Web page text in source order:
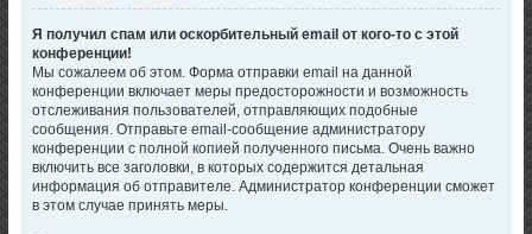
Я получил спам или оскорбительный email от кого-то с этой
конференции!
Мы сожалеем об этом. Форма отправки email на данной
конференции включает меры предосторожности и возможность
отслеживания пользователей, отправляющих подобные
сообщения. Отправьте email-сообщение администратору
конференции с полной копией полученного письма. Очень важно
включить все заголовки, в которых содержится детальная
информация об отправителе. Администратор конференции сможет
в этом случае принять меры.